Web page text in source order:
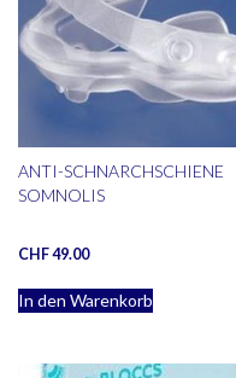
ANTI-SCHNARCHSCHIENE
SOMNOLIS
CHF49.00
In den Warenkorb